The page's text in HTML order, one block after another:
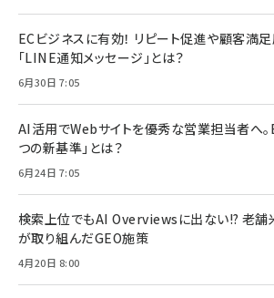
ECビジネスに有効！ リピート促進や顧客満
「LINE通知メッセージ」とは？
6月30日 7:05
AI活用でWebサイトを優秀な営業担当者へ
つの新基準」とは？
6月24日 7:05
検索上位でもAI Overviewsに出ない!? 老舗
が取り組んだGEO施策
4月20日 8:00